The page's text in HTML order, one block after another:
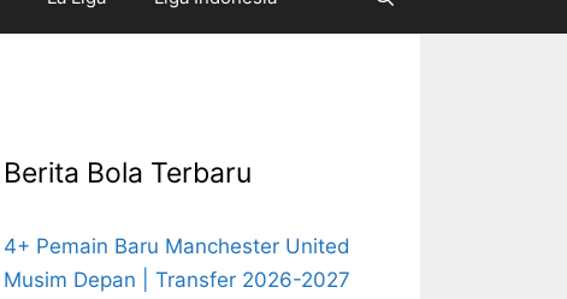
Berita Bola Terbaru
4+ Pemain Baru Manchester United
Musim Depan | Transfer 2026-2027